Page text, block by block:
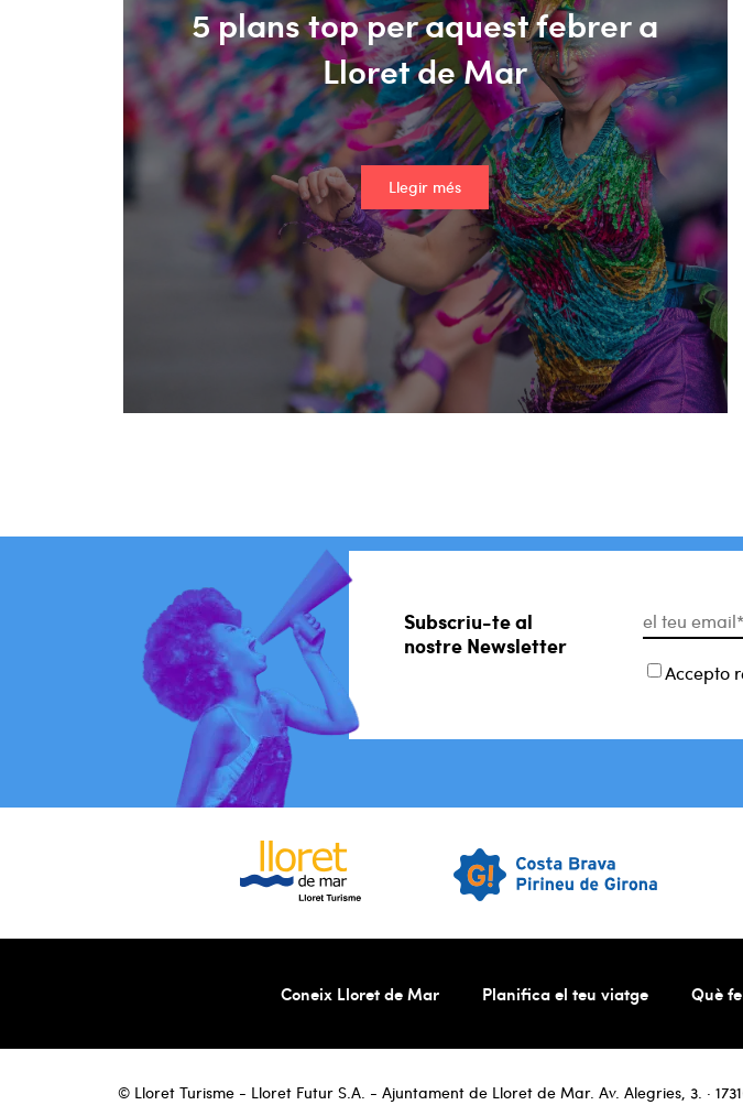
5 plans top per aquest febrer a
Lloret de Mar
Llegir més
Subscriu-te al
nostre Newsletter
Accepto
Coneix Lloret de Mar Planifica el teu viatge Què
© Lloret Turisme - Lloret Futur S.A. - Ajuntament de Lloret de Mar. Av. Alegries, 3. ·